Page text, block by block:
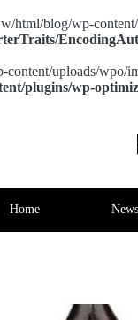
html/blog/wp-
uploads/wpo/
plugins/wp-
Home News